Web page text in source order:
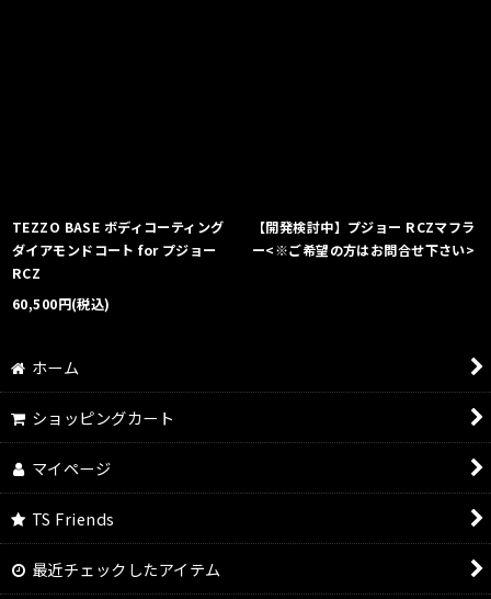
TEZZO BASE ボディコーティング
ダイアモンドコート for プジョー
RCZ
60,500円(税込)
【開発検討中】プジョー RCZマフラ
ー<※ご希望の方はお問合せ下さい>
ホーム
ショッピングカート
マイページ
TS Friends
最近チェックしたアイテム